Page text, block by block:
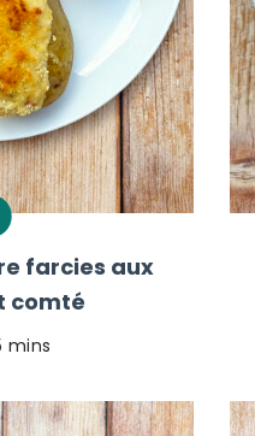
farcies aux
comté
mins